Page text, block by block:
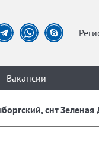
Вакансии
снт